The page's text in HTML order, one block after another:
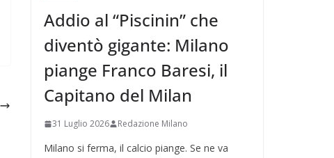
Addio al “Piscinin” che
diventò gigante: Milano
piange Franco Baresi, il
Capitano del Milan
31 Luglio 2026 Redazione Milano
Milano si ferma, il calcio piange. Se ne va